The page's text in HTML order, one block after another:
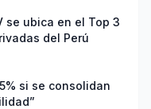
se ubica en el Top 3
del Perú
si se consolidan